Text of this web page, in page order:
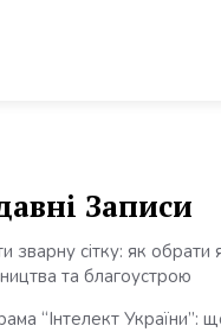
Записи
зварну сітку: як обрати
та благоустрою
“Інтелект України”: